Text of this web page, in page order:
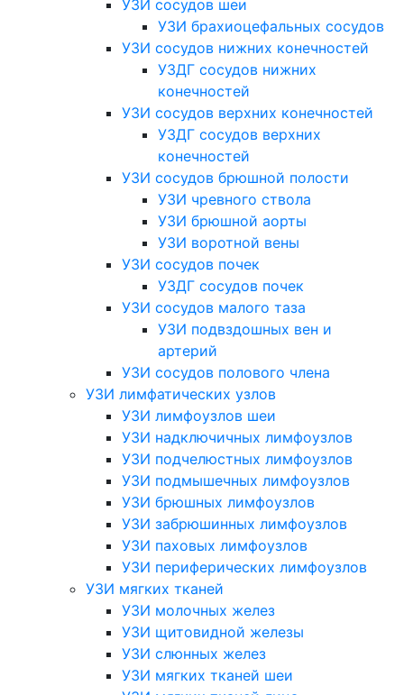
УЗИ сосудов шеи
УЗИ брахиоцефальных сосудов
УЗИ сосудов нижних конечностей
УЗДГ сосудов нижних
конечностей
УЗИ сосудов верхних конечностей
УЗДГ сосудов верхних
конечностей
УЗИ сосудов брюшной полости
УЗИ чревного ствола
УЗИ брюшной аорты
УЗИ воротной вены
УЗИ сосудов почек
УЗДГ сосудов почек
УЗИ сосудов малого таза
УЗИ подвздошных вен и
артерий
УЗИ сосудов полового члена
УЗИ лимфатических узлов
УЗИ лимфоузлов шеи
УЗИ надключичных лимфоузлов
УЗИ подчелюстных лимфоузлов
УЗИ подмышечных лимфоузлов
УЗИ брюшных лимфоузлов
УЗИ забрюшинных лимфоузлов
УЗИ паховых лимфоузлов
УЗИ периферических лимфоузлов
УЗИ мягких тканей
УЗИ молочных желез
УЗИ щитовидной железы
УЗИ слюнных желез
УЗИ мягких тканей шеи